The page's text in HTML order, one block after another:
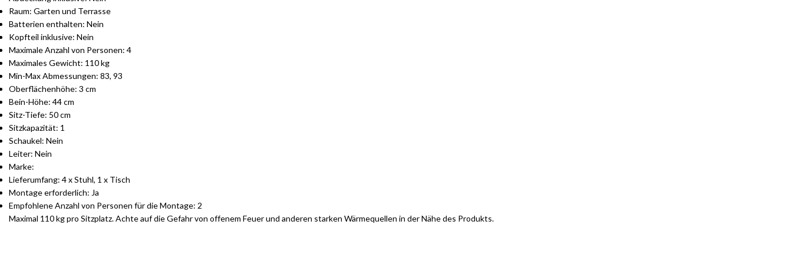
Raum: Garten und Terrasse
Batterien enthalten: Nein
Kopfteil inklusive: Nein
Maximale Anzahl von Personen: 4
Maximales Gewicht: 110 kg
Min-Max Abmessungen: 83, 93
Oberflächenhöhe: 3 cm
Bein-Höhe: 44 cm
Sitz-Tiefe: 50 cm
Sitzkapazität: 1
Schaukel: Nein
Leiter: Nein
Marke:
Lieferumfang: 4 x Stuhl, 1 x Tisch
Montage erforderlich: Ja
Empfohlene Anzahl von Personen für die Montage: 2
Maximal 110 kg pro Sitzplatz. Achte auf die Gefahr von offenem Feuer und anderen starken Wärmequellen in der Nähe des Produkts.